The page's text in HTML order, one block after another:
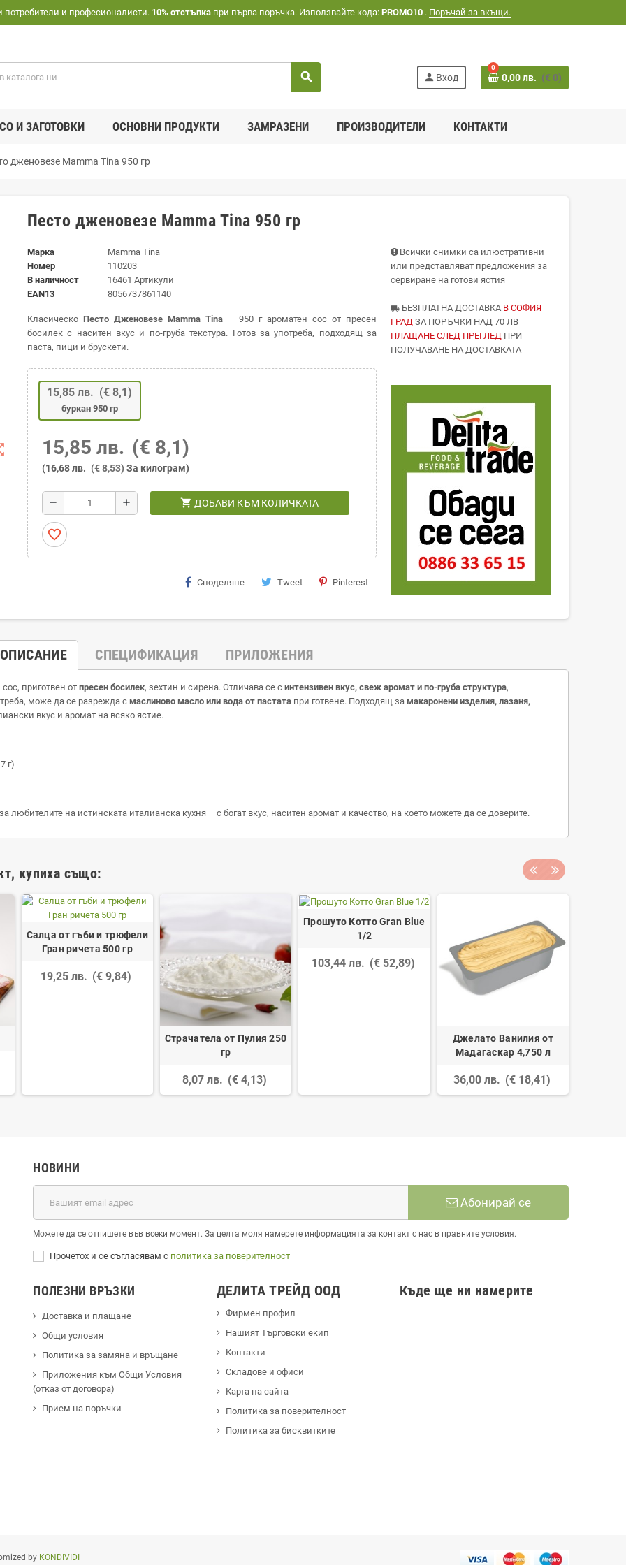
потребители и професионалисти. 10% отстъпкапри първа поръчка. Използвайте кода: PROMO10 . Поръчай за вкъщи.
search person Вход
0
0,00 лв. (€ 0)
И ЗАГОТОВКИ ОСНОВНИ ПРОДУКТИ ЗАМРАЗЕНИ ПРОИЗВОДИТЕЛИ КОНТАКТИ
дженовезе Mamma Tina 950 гр
Песто дженовезе Mamma Tina 950 гр
Марка
Mamma Tina
Номер
110203
В наличност
16461 Артикули
EAN13
8056737861140
Класическо Песто Дженовезе Mamma Tina – 950 г ароматен сос от пресен
босилек с наситен вкус и по-груба текстура. Готов за употреба, подходящ за
паста, пици и брускети.
15,85 лв. (€ 8,1)
буркан 950 гр
15,85 лв. (€ 8,1)
(16,68 лв. (€ 8,53) За килограм)
remove add shopping_cart ДОБАВИ КЪМ КОЛИЧКАТА
favorite_border
Споделяне Tweet Pinterest
Всички снимки са илюстративни
или представляват предложения за
сервиране на готови ястия
local_shippingБЕЗПЛАТНА ДОСТАВКА В СОФИЯ
ГРАД ЗА ПОРЪЧКИ НАД 70 ЛВ
ПЛАЩАНЕ СЛЕД ПРЕГЛЕД ПРИ
ПОЛУЧАВАНЕ НА ДОСТАВКАТА
ОПИСАНИЕ СПЕЦИФИКАЦИЯ ПРИЛОЖЕНИЯ
приготвен отпресен босилек, зехтин и сирена. Отличава се с интензивен вкус, свеж аромат и по-груба структура,
може да се разрежда с маслиново масло или вода от пастата при готвене. Подходящ за макаронени изделия, лазаня,
вкус и аромат на всяко ястие.
г)
любителите на истинската италианска кухня – с богат вкус, наситен аромат и качество, на което можете да се доверите.
купиха също:
Салца от гъби и трюфели
Гран ричета 500 гр
19,25 лв. (€ 9,84)
Страчатела от Пулия 250
гр
8,07 лв. (€ 4,13)
Прошуто Котто Gran Blue
1/2
103,44 лв. (€ 52,89)
Джелато Ванилия от
Мадагаскар 4,750 л
36,00 лв. (€ 18,41)
НОВИНИ
Абонирай се
Можете да се отпишете във всеки момент. За целта моля намерете информацията за контакт с нас в правните условия.
Прочетох и се съгласявам с политика за поверителност
ПОЛЕЗНИ ВРЪЗКИ
Доставка и плащане
Общи условия
Политика за замяна и връщане
Приложения към Общи Условия
(отказ от договора)
Прием на поръчки
ДЕЛИТА ТРЕЙД ООД
Фирмен профил
Hашият Търговски екип
Контакти
Cкладове и офиси
Карта на сайта
Политика за поверителност
Политика за бисквитките
Къде ще ни намерите
by KONDIVIDI